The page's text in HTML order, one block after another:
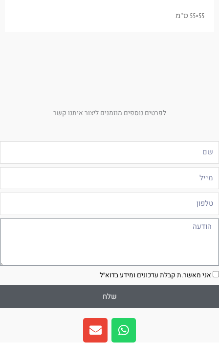
55×55 ס"מ
לפרטים נוספים מוזמנים ליצור איתנו קשר
אני מאשר.ת קבלת עדכונים ומידע בדוא״ל
שלח
W
h
E
n